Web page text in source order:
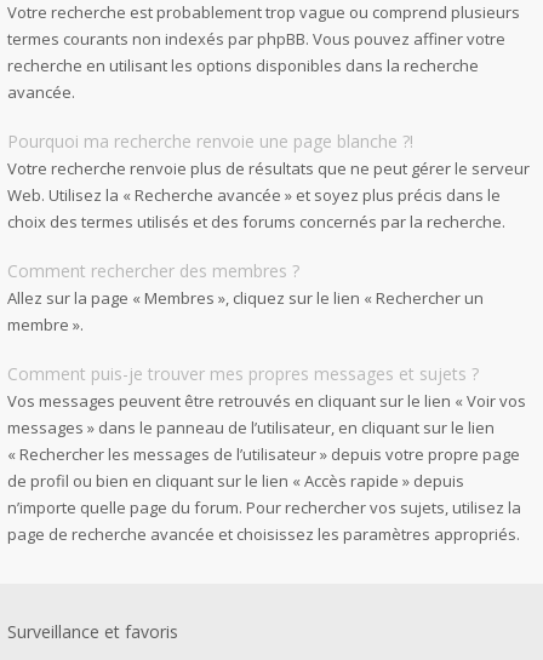
Votre recherche est probablement trop vague ou comprend plusieurs
termes courants non indexés par phpBB. Vous pouvez affiner votre
recherche en utilisant les options disponibles dans la recherche
avancée.
Pourquoi ma recherche renvoie une page blanche ?!
Votre recherche renvoie plus de résultats que ne peut gérer le serveur
Web. Utilisez la « Recherche avancée » et soyez plus précis dans le
choix des termes utilisés et des forums concernés par la recherche.
Comment rechercher des membres ?
Allez sur la page « Membres », cliquez sur le lien « Rechercher un
membre ».
Comment puis-je trouver mes propres messages et sujets ?
Vos messages peuvent être retrouvés en cliquant sur le lien « Voir vos
messages » dans le panneau de l’utilisateur, en cliquant sur le lien
« Rechercher les messages de l’utilisateur » depuis votre propre page
de profil ou bien en cliquant sur le lien « Accès rapide » depuis
n’importe quelle page du forum. Pour rechercher vos sujets, utilisez la
page de recherche avancée et choisissez les paramètres appropriés.
Surveillance et favoris